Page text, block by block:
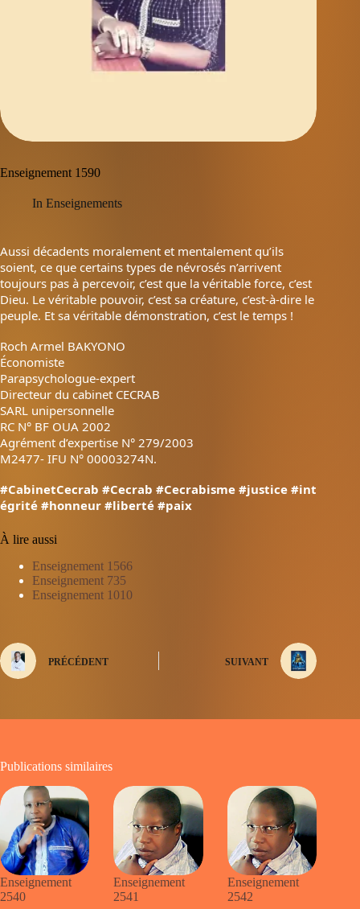
Enseignement 1590
In Enseignements
Aussi décadents moralement et mentalement qu’ils
soient, ce que certains types de névrosés n’arrivent
toujours pas à percevoir, c’est que la véritable force, c’est
Dieu. Le véritable pouvoir, c’est sa créature, c’est-à-dire le
peuple. Et sa véritable démonstration, c’est le temps !
Roch Armel BAKYONO
Économiste
Parapsychologue-expert
Directeur du cabinet CECRAB
SARL unipersonnelle
RC N° BF OUA 2002
Agrément d’expertise N° 279/2003
M2477- IFU N° 00003274N.
#CabinetCecrab #Cecrab #Cecrabisme #justice #int
égrité #honneur #liberté #paix
À lire aussi
Enseignement 1566
Enseignement 735
Enseignement 1010
PRÉCÉDENT SUIVANT
Publications similaires
Enseignement
2540
Enseignement
2541
Enseignement
2542